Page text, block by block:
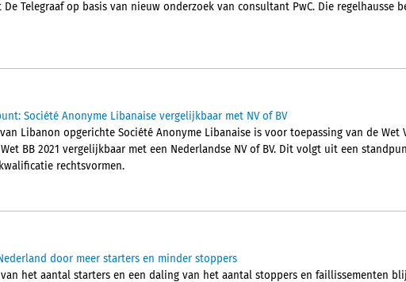
Telegraaf op basis van nieuw onderzoek van consultant PwC. Die regelhausse
Société Anonyme Libanaise vergelijkbaar met NV of BV
Libanon opgerichte Société Anonyme Libanaise is voor toepassing van de Wet
Wet BB 2021 vergelijkbaar met een Nederlandse NV of BV. Dit volgt uit een
rechtsvormen.
door meer starters en minder stoppers
van het aantal starters en een daling van het aantal stoppers en faillissementen